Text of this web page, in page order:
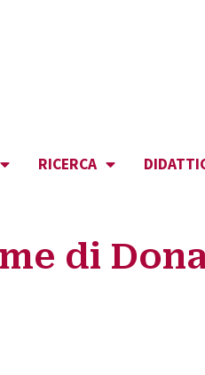
RICERCA
di